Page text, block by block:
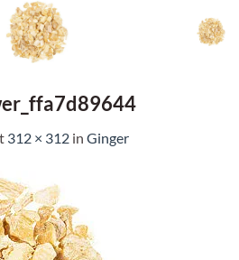
312 × 312 in Ginger